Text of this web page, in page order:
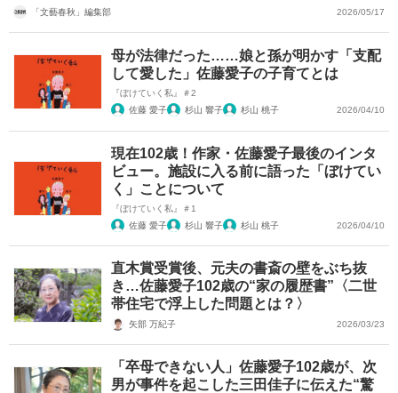
「文藝春秋」編集部 2026/05/17
母が法律だった……娘と孫が明かす「支配
して愛した」佐藤愛子の子育てとは
『ぼけていく私』＃2
佐藤 愛子
杉山 響子 杉山 桃子 2026/04/10
現在102歳！作家・佐藤愛子最後のインタ
ビュー。施設に入る前に語った「ぼけてい
く」ことについて
『ぼけていく私』＃1
佐藤 愛子
杉山 響子 杉山 桃子 2026/04/10
直木賞受賞後、元夫の書斎の壁をぶち抜
き…佐藤愛子102歳の“家の履歴書”〈二世
帯住宅で浮上した問題とは？〉
矢部 万紀子 2026/03/23
「卒母できない人」佐藤愛子102歳が、次
男が事件を起こした三田佳子に伝えた“驚